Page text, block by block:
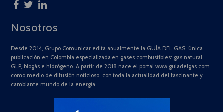
Nosotros
Desde 2014, Grupo Comunicar edita anualmente la GUÍA DEL GAS, única
publicación en Colombia especializada en gases combustibles: gas natural,
GLP, biogás e hidrógeno. A partir de 2018 nace el portal www.guiadelgas.com
como medio de difusión noticioso, con toda la actualidad del fascinante y
cambiante mundo de la energía.